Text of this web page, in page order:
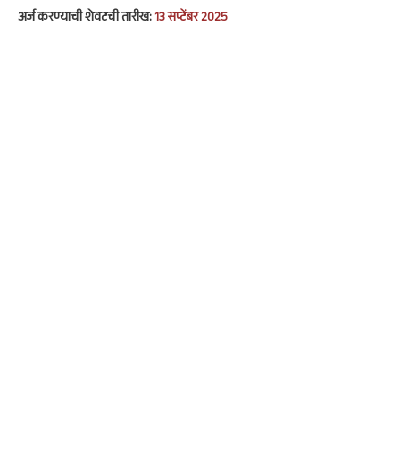
अर्ज करण्याची शेवटची तारीख:13 सप्टेंबर 2025